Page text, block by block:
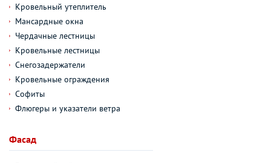
Кровельный утеплитель
Мансардные окна
Чердачные лестницы
Кровельные лестницы
Снегозадержатели
Кровельные ограждения
Софиты
Флюгеры и указатели ветра
Фасад